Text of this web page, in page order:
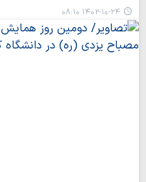
۱۴۰۲-۱۰-۲۴ ۰۸:۱۰